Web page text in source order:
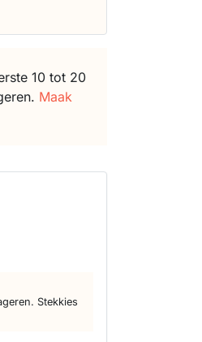
10 tot 20
Maak
Stekkies